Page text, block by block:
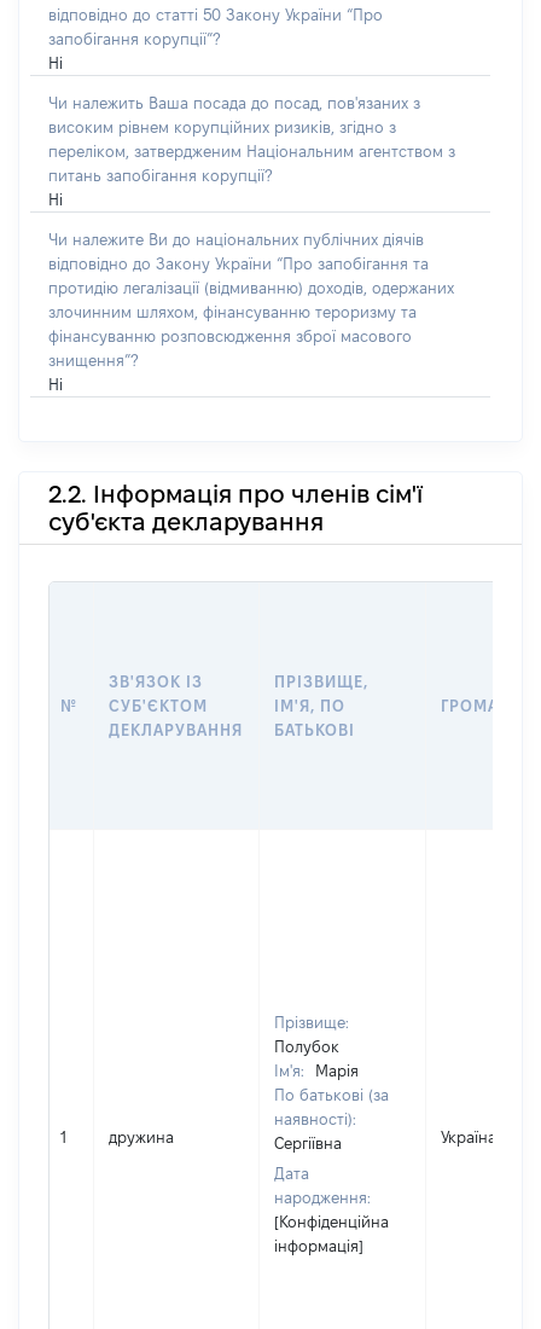
відповідно до статті 50 Закону України “Про
запобігання корупції”?
Ні
Чи належить Ваша посада до посад, пов'язаних з
високим рівнем корупційних ризиків, згідно з
переліком, затвердженим Національним агентством з
питань запобігання корупції?
Ні
Чи належите Ви до національних публічних діячів
відповідно до Закону України “Про запобігання та
протидію легалізації (відмиванню) доходів, одержаних
злочинним шляхом, фінансуванню тероризму та
фінансуванню розповсюдження зброї масового
знищення”?
Ні
2.2. Інформація про членів сім'ї
суб'єкта декларування
№
ЗВ'ЯЗОК ІЗ
СУБ'ЄКТОМ
ДЕКЛАРУВАННЯ
ПРІЗВИЩЕ,
ІМ'Я, ПО
БАТЬКОВІ
1 дружина
Прізвище:
Полубок
Ім'я:
Марія
По батькові (за
наявності):
Сергіївна
Дата
народження:
[Конфіденційна
інформація]
Україна